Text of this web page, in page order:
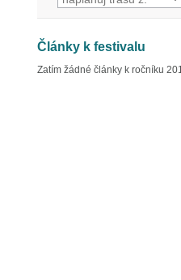
Články k festivalu
Zatím žádné články k ročníku